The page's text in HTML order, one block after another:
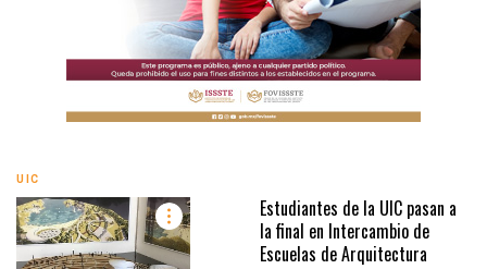
UIC
Estudiantes de la UIC pasan a
la final en Intercambio de
Escuelas de Arquitectura